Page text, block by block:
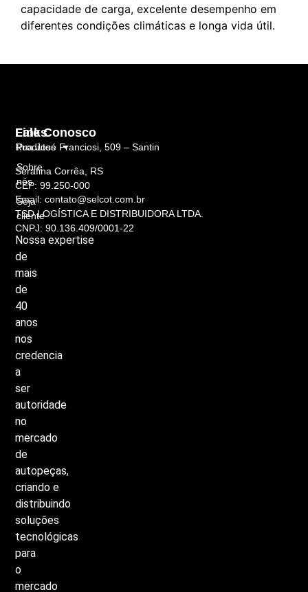
capacidade de carga, excelente desempenho em
diferentes condições climáticas e longa vida útil.
Nossaexpertise
de
mais
de
40
anos
nos
credencia
a
ser
autoridade
no
mercado
de
autopeças,
criando e
distribuindo
soluções
tecnológicas
para
o
mercado
Links
Produtos
Sobre
nós
Seja
cliente
Fale Conosco
Rua José Franciosi, 509 – Santin
Serafina Corrêa, RS
CEP: 99.250-000
Email: contato@selcot.com.br
TSD LOGÍSTICA E DISTRIBUIDORA LTDA.
CNPJ: 90.136.409/0001-22